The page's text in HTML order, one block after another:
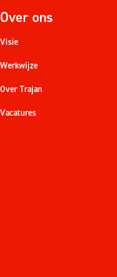
Over ons
Visie
Werkwijze
Over Trajan
Vacatures